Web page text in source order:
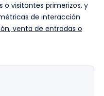
visitantes primerizos, y
de interacción
venta de entradas o